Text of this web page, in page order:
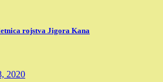
rojstva Jigora Kana
2020